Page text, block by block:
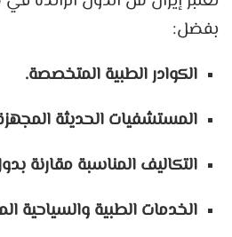
بفضل:
الكوادر الطبية المتخصصة.
المستشفيات الحديثة
التكاليف المناسبة مقارنة
الخدمات الطبية والسياحية